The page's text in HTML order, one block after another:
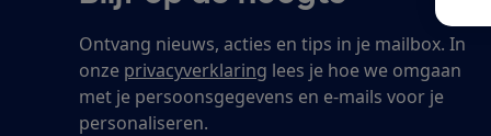
Ontvang nieuws, acties en tips in je mailbox. In
onze privacyverklaring lees je hoe we omgaan
met je persoonsgegevens en e-mails voor je
personaliseren.